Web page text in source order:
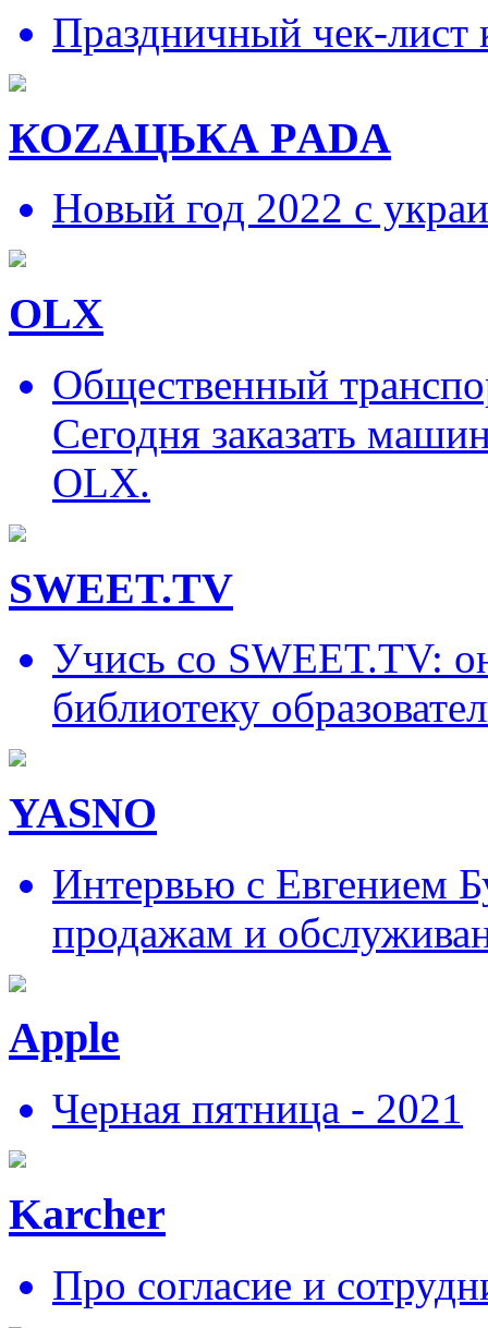
Праздничный чек-
КОZAЦЬКА РADA
Новый год 2022 с
OLX
Общественный
Сегодня заказать
OLX.
SWEET.TV
Учись со SWEET.TV:
библиотеку
YASNO
Интервью с Евгением
продажам и
Apple
Черная пятница - 2021
Karcher
Про согласие и